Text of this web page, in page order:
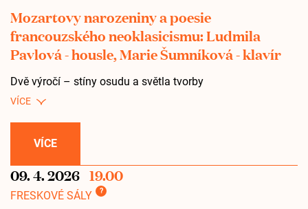
Mozartovy narozeniny a poesie
francouzského neoklasicismu: Ludmila
Pavlová - housle, Marie Šumníková - klavír
Dvě výročí – stíny osudu a světla tvorby
VÍCE
09. 4. 2026 19.00
FRESKOVÉ SÁLY ?